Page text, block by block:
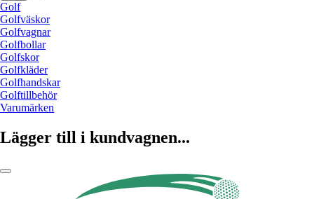
Golf
Golfväskor
Golfvagnar
Golfbollar
Golfskor
Golfkläder
Golfhandskar
Golftillbehör
Varumärken
Lägger till i kundvagnen...